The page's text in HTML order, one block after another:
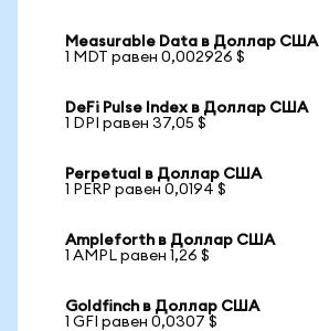
Measurable Data в Доллар США
1 MDT равен 0,002926 $
DeFi Pulse Index в Доллар США
1 DPI равен 37,05 $
Perpetual в Доллар США
1 PERP равен 0,0194 $
Ampleforth в Доллар США
1 AMPL равен 1,26 $
Goldfinch в Доллар США
1 GFI равен 0,0307 $